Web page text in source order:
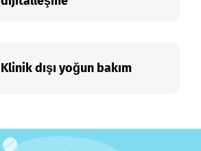
Klinik dışı yoğun bakım